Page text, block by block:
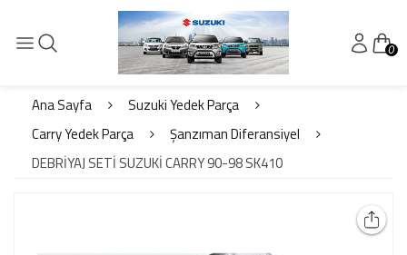
0
Ana Sayfa
Suzuki Yedek Parça
Carry Yedek Parça
Şanzıman Diferansiyel
DEBRİYAJ SETİ SUZUKİ CARRY 90-98 SK410